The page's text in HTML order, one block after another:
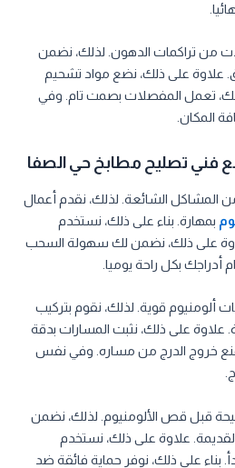
من تراكمات الدهون. لذلك، نضمن
علاوة على ذلك، نضع مواد تشحيم
تعمل المفصلات بصمت تام. وفي
المكان.
مع فني تصليح مطابخ حي الصفا
المشاكل الشائعة. لذلك، نقدم أعمال
بمهارة. بناء على ذلك، نستخدم
على ذلك، نضمن لك سهولة السحب
أدراجك بكل راحة يوميا.
ألومنيوم قوية. لذلك، نقوم بتركيب
علاوة على ذلك، نثبت المسارات بدقة
نمنع خروج الدرج من مساره. وفي نفس
قبل قص الألومنيوم. لذلك، نضمن
علاوة على ذلك، نستخدم
بناء على ذلك، نوفر حماية فائقة ضد